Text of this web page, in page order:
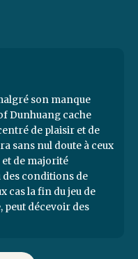
son manque
Dunhuang cache
de plaisir et de
sans nul doute à ceux
de majorité
conditions de
cas la fin du jeu de
peut décevoir des